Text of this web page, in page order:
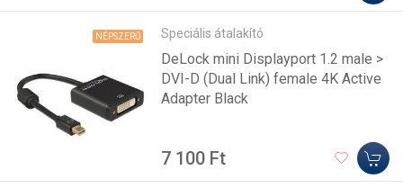
NÉPSZERŰ Speciális átalakító
DeLock mini Displayport 1.2 male >
DVI-D (Dual Link) female 4K Active
Adapter Black
7 100 Ft